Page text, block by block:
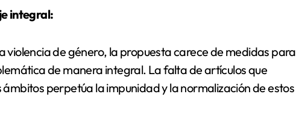
integral:
violencia de género, la propuesta carece de medidas para
de manera integral. La falta de artículos que
perpetúa la impunidad y la normalización de estos